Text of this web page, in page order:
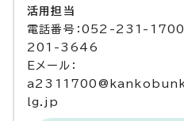
活用担当
電話番号：052-231-1700
201-3646
Eメール：
lg.jp